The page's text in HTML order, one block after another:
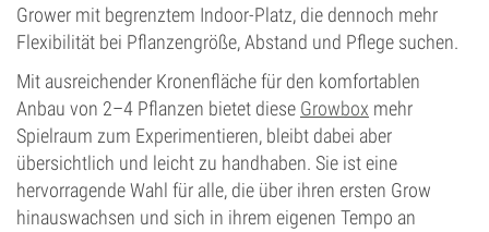
Grower mit begrenztem Indoor-Platz, die dennoch mehr
Flexibilität bei Pflanzengröße, Abstand und Pflege suchen.
Mit ausreichender Kronenfläche für den komfortablen
Anbau von 2–4 Pflanzen bietet diese Growbox mehr
Spielraum zum Experimentieren, bleibt dabei aber
übersichtlich und leicht zu handhaben. Sie ist eine
hervorragende Wahl für alle, die über ihren ersten Grow
hinauswachsen und sich in ihrem eigenen Tempo an